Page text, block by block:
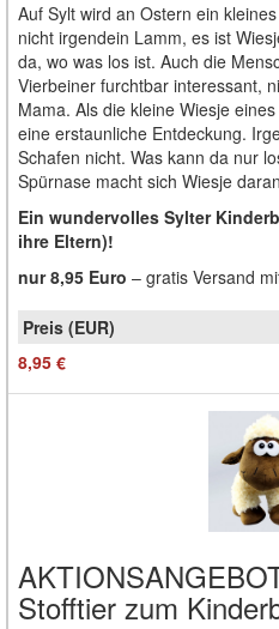
Auf Sylt wird an Ostern ein
nicht irgendein Lamm, es ist
da, wo was los ist. Auch die
Vierbeiner furchtbar interessant,
Mama. Als die kleine Wiesje
eine erstaunliche Entdeckung.
Schafen nicht. Was kann da nur
Spürnase macht sich Wiesje
Ein wundervolles Sylter
ihre Eltern)!
nur 8,95 Euro – gratis Versand
8,95 €
Stofftier zum